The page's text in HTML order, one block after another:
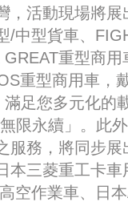
，活動現場將展
/中型貨車、
GREAT重型商
重型商用車，
滿足您多元化的
無限永續」。此
服務，將同步展
本三菱重工卡車
空作業車、日